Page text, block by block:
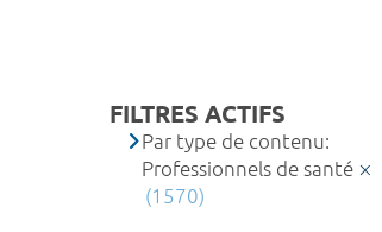
FILTRES ACTIFS
Par type de contenu:
Professionnels de santé
(1570)